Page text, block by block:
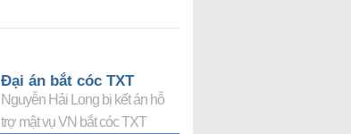
Đại án bắt cóc TXT
Nguyễn Hải Long bị kết án hỗ
trợ mật vụ VN bắt cóc TXT